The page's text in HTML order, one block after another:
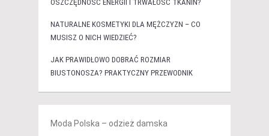
OSZCZĘDNOŚĆ ENERGII I TRWAŁOŚĆ TKANIN?
NATURALNE KOSMETYKI DLA MĘŻCZYZN – CO
MUSISZ O NICH WIEDZIEĆ?
JAK PRAWIDŁOWO DOBRAĆ ROZMIAR
BIUSTONOSZA? PRAKTYCZNY PRZEWODNIK
Moda Polska – odzież damska